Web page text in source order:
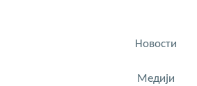
Новости
Медији